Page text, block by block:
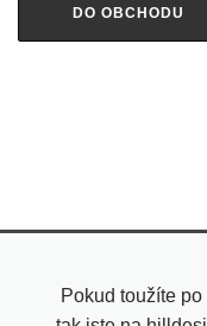
DO OBCHODU
Pokud toužíte